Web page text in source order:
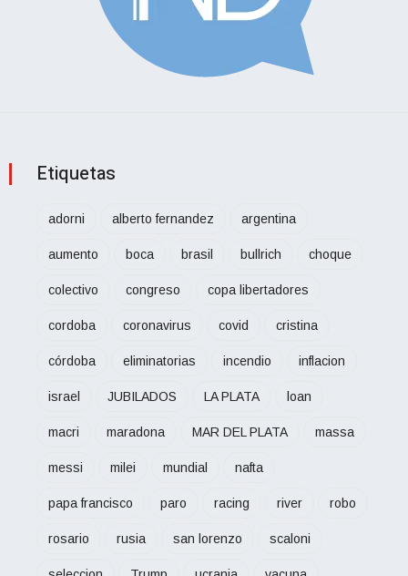
Etiquetas
adorni alberto fernandez argentina
aumento boca brasil bullrich choque
colectivo congreso copa libertadores
cordoba coronavirus covid cristina
córdoba eliminatorias incendio inflacion
israel JUBILADOS LA PLATA loan
macri maradona MAR DEL PLATA massa
messi milei mundial nafta
papa francisco paro racing river robo
rosario rusia san lorenzo scaloni